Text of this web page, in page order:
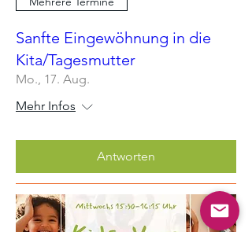
Sanfte Eingewöhnung in die
Kita/Tagesmutter
Mo., 17. Aug.
Mehr Infos
Antworten